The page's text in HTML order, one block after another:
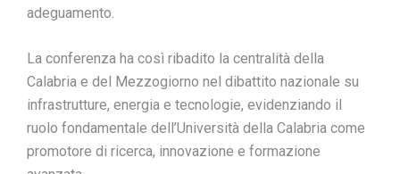
adeguamento.
La conferenza ha così ribadito la centralità della
Calabria e del Mezzogiorno nel dibattito nazionale su
infrastrutture, energia e tecnologie, evidenziando il
ruolo fondamentale dell’Università della Calabria come
promotore di ricerca, innovazione e formazione